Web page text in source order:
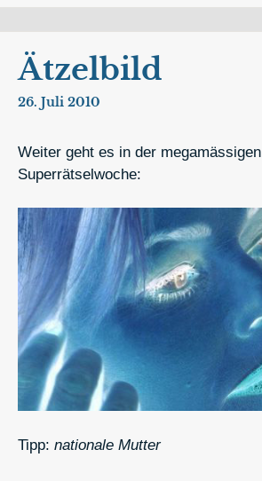
Ätzelbild
26. Juli 2010
Weiter geht es in der megamässigen
Superrätselwoche:
Tipp: nationale Mutter